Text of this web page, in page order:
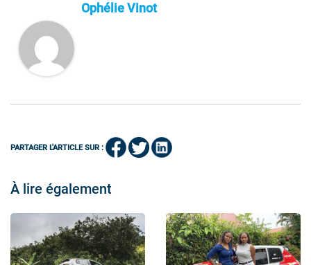
Ophélie Vinot
PARTAGER L'ARTICLE SUR :
À lire également